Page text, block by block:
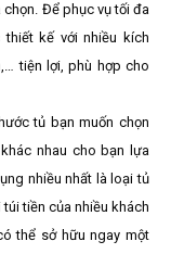
Để phục vụ tối đa
kế với nhiều kích
tiện lợi, phù hợp cho
tủ bạn muốn chọn
nhau cho bạn lựa
nhiều nhất là loại tủ
tiền của nhiều khách
thể sở hữu ngay một